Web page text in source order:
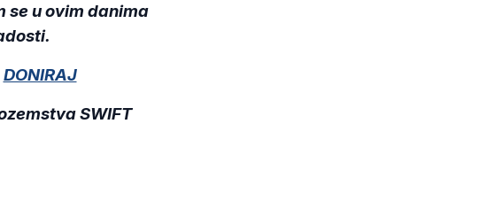
se u ovim danima
DONIRAJ
SWIFT